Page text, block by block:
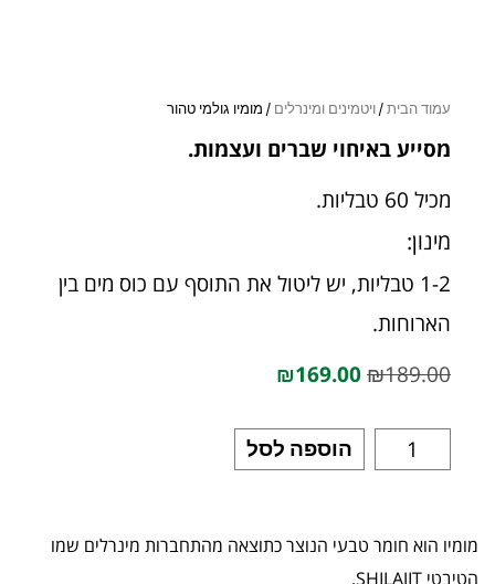
עמוד הבית/ויטמינים ומינרלים / מומיו גולמי טהור
מסייע באיחוי שברים ועצמות.
מכיל 60 טבליות.
מינון:
1-2 טבליות, יש ליטול את התוסף עם כוס מים בין
הארוחות.
₪189.00
₪169.00
הוספה לסל
מומיו הוא חומר טבעי הנוצר כתוצאה מהתחברות מינרלים שמו
הטיבטי SHILAJIT.